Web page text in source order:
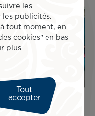
les
les publicités.
tout moment, en
cookies" en bas
plus
Tout
accepter